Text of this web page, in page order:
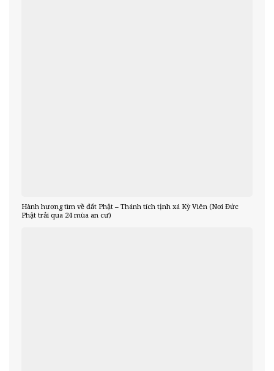
Hành hương tìm về đất Phật – Thánh tích tịnh xá Kỳ Viên (Nơi Đức
Phật trải qua 24 mùa an cư)